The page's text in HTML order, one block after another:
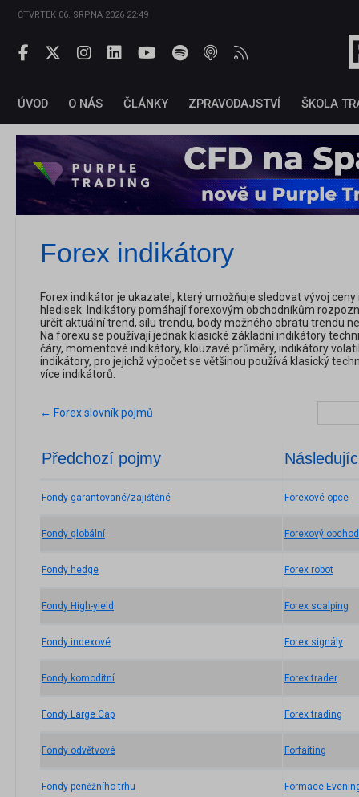
ČTVRTEK 06. SRPNA 2026 22:49
ÚVOD O NÁS ČLÁNKY ZPRAVODAJSTVÍ ŠKOLA
Forex indikátory
Forex indikátor je ukazatel, který umožňuje sledovat vývoj
hledisek. Indikátory pomáhají forexovým obchodníkům
určit aktuální trend, sílu trendu, body možného obratu trendu
Na forexu se používají jednak klasické základní indikátory
čáry, momentové indikátory, klouzavé průměry, indikátory
indikátory, pro jejichž výpočet se většinou používá klasický
více indikátorů.
← Forex slovník pojmů
Předchozí pojmy
Fondy garantované/zajištěné
Fondy globální
Fondy hedge
Fondy High-yield
Fondy indexové
Fondy komoditní
Fondy Large Cap
Fondy odvětvové
Fondy peněžního trhu
Forexové opce
Forexový
Forex robot
Forex scalping
Forex signály
Forex trader
Forex trading
Forfaiting
Formace